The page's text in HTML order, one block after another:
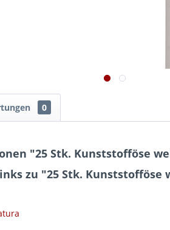
0
"25 Stk. Kunststofföse
zu "25 Stk.